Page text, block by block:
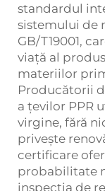
standardul
sistemului de
GB/T19001,
viață al
materiilor
Producătorii
a țevilor PPR
virgine, fără
privește
certificare
probabilitate
inspecția de